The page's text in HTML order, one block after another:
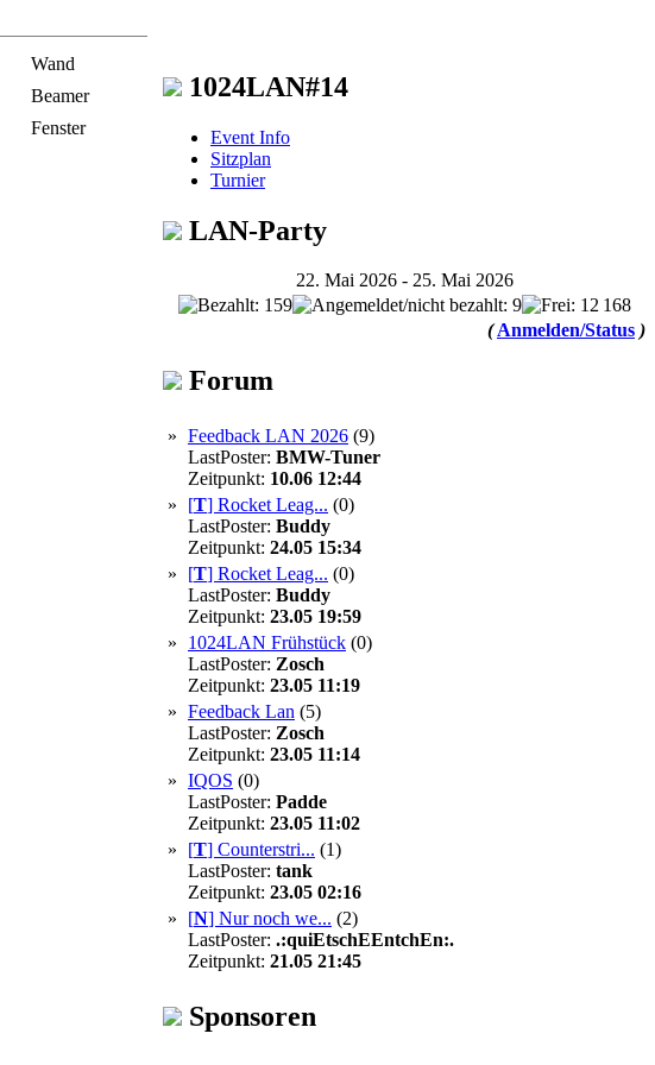
Wand
Beamer
Fenster
1024LAN#14
Event Info
Sitzplan
Turnier
LAN-Party
22. Mai 2026 - 25. Mai 2026
168
(Anmelden/Status )
Forum
» Feedback LAN 2026 (9)
LastPoster: BMW-Tuner
Zeitpunkt: 10.06 12:44
»
[T] Rocket Leag... (0)
LastPoster: Buddy
Zeitpunkt: 24.05 15:34
»
[T] Rocket Leag... (0)
LastPoster: Buddy
Zeitpunkt: 23.05 19:59
»
1024LAN Frühstück (0)
LastPoster: Zosch
Zeitpunkt: 23.05 11:19
» Feedback Lan (5)
LastPoster: Zosch
Zeitpunkt: 23.05 11:14
» IQOS (0)
LastPoster: Padde
Zeitpunkt: 23.05 11:02
»
[T] Counterstri... (1)
LastPoster: tank
Zeitpunkt: 23.05 02:16
»
[N] Nur noch we... (2)
LastPoster: .:quiEtschEEntchEn:.
Zeitpunkt: 21.05 21:45
Sponsoren